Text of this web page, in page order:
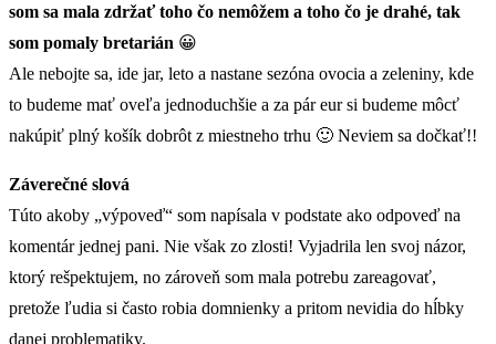
som sa mala zdržať toho čo nemôžem a toho čo je drahé, tak
som pomaly bretarián 😀
Ale nebojte sa, ide jar, leto a nastane sezóna ovocia a zeleniny, kde
to budeme mať oveľa jednoduchšie a za pár eur si budeme môcť
nakúpiť plný košík dobrôt z miestneho trhu 🙂 Neviem sa dočkať!!
Záverečné slová
Túto akoby „výpoveď“ som napísala v podstate ako odpoveď na
komentár jednej pani. Nie však zo zlosti! Vyjadrila len svoj názor,
ktorý rešpektujem, no zároveň som mala potrebu zareagovať,
pretože ľudia si často robia domnienky a pritom nevidia do hĺbky
danej problematiky.